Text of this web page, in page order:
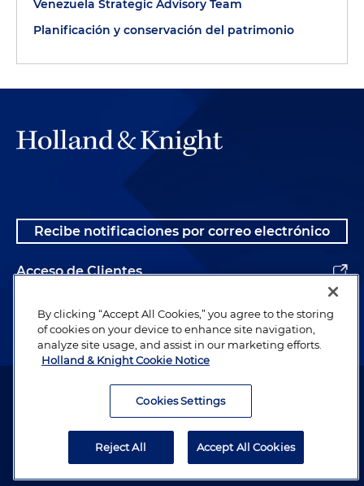
Venezuela Strategic Advisory Team
Planificación y conservación del patrimonio
Recibe notificaciones por correo electrónico
Acceso de Clientes
Alumnos
Abogado publicitario. © 1996– 2026 Holland & Knight LLP. Todos los
Política de Privacidad
By clicking “Accept All Cookies,” you agree to the storing
of cookies on your device to enhance site navigation,
analyze site usage, and assist in our marketing efforts.
Holland & Knight Cookie Notice
Cookies Settings
Reject All Accept All Cookies